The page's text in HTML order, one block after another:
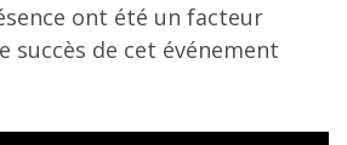
ont été un facteur
succès de cet événement